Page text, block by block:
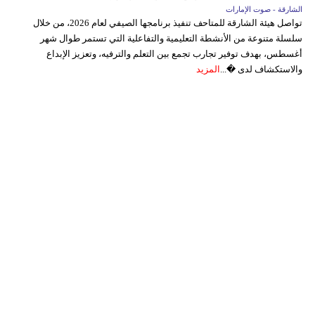
الشارقة - صوت الإمارات
تواصل هيئة الشارقة للمتاحف تنفيذ برنامجها الصيفي لعام 2026، من خلال
سلسلة متنوعة من الأنشطة التعليمية والتفاعلية التي تستمر طوال شهر
أغسطس، بهدف توفير تجارب تجمع بين التعلم والترفيه، وتعزيز الإبداع
والاستكشاف لدى �... المزيد